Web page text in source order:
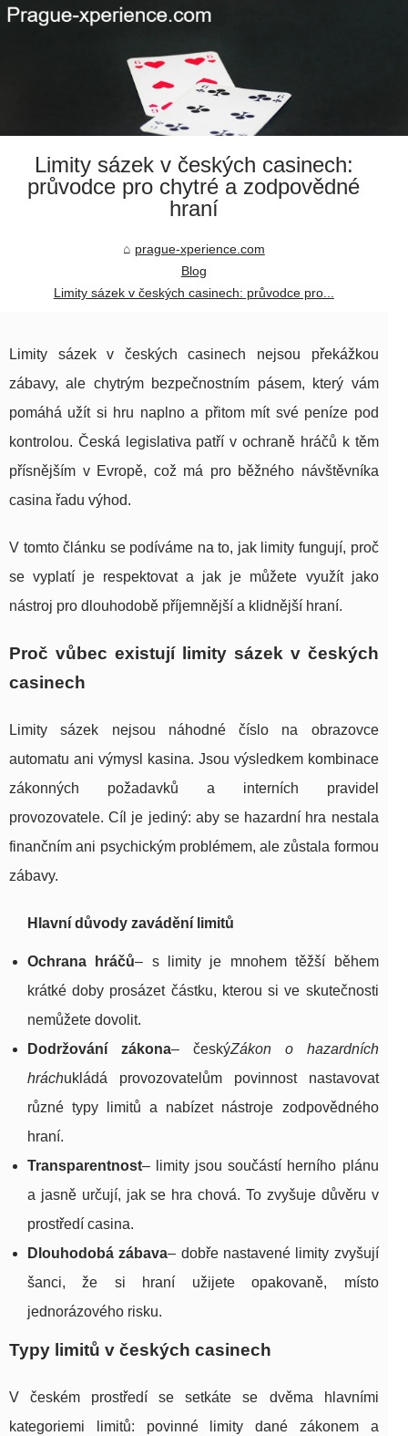
Limity sázek v českých casinech:
průvodce pro chytré a zodpovědné
hraní
prague-xperience.com
Blog
Limity sázek v českých casinech: průvodce pro...
Limity sázek v českých casinech nejsou překážkou
zábavy, ale chytrým bezpečnostním pásem, který vám
pomáhá užít si hru naplno a přitom mít své peníze pod
kontrolou. Česká legislativa patří v ochraně hráčů k těm
přísnějším v Evropě, což má pro běžného návštěvníka
casina řadu výhod.
V tomto článku se podíváme na to, jak limity fungují, proč
se vyplatí je respektovat a jak je můžete využít jako
nástroj pro dlouhodobě příjemnější a klidnější hraní.
Proč vůbec existují limity sázek v českých
casinech
Limity sázek nejsou náhodné číslo na obrazovce
automatu ani výmysl kasina. Jsou výsledkem kombinace
zákonných požadavků a interních pravidel
provozovatele. Cíl je jediný: aby se hazardní hra nestala
finančním ani psychickým problémem, ale zůstala formou
zábavy.
Hlavní důvody zavádění limitů
Ochrana hráčů– s limity je mnohem těžší během
krátké doby prosázet částku, kterou si ve skutečnosti
nemůžete dovolit.
Dodržování zákona– českýZákon o hazardních
hráchukládá provozovatelům povinnost nastavovat
různé typy limitů a nabízet nástroje zodpovědného
hraní.
Transparentnost– limity jsou součástí herního plánu
a jasně určují, jak se hra chová. To zvyšuje důvěru v
prostředí casina.
Dlouhodobá zábava– dobře nastavené limity zvyšují
šanci, že si hraní užijete opakovaně, místo
jednorázového risku.
Typy limitů v českých casinech
V českém prostředí se setkáte se dvěma hlavními
kategoriemi limitů: povinné limity dané zákonem a